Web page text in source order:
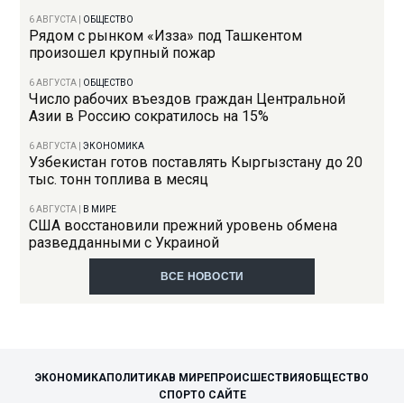
6 АВГУСТА ОБЩЕСТВО
Рядом с рынком «Изза» под Ташкентом
произошел крупный пожар
6 АВГУСТА ОБЩЕСТВО
Число рабочих въездов граждан Центральной
Азии в Россию сократилось на 15%
6 АВГУСТА |ЭКОНОМИКА
Узбекистан готов поставлять Кыргызстану до 20
тыс. тонн топлива в месяц
6 АВГУСТА В МИРЕ
США восстановили прежний уровень обмена
разведданными с Украиной
ВСЕ НОВОСТИ
ЭКОНОМИКАПОЛИТИКАВ МИРЕПРОИСШЕСТВИЯ ОБЩЕСТВО
СПОРТО САЙТЕ